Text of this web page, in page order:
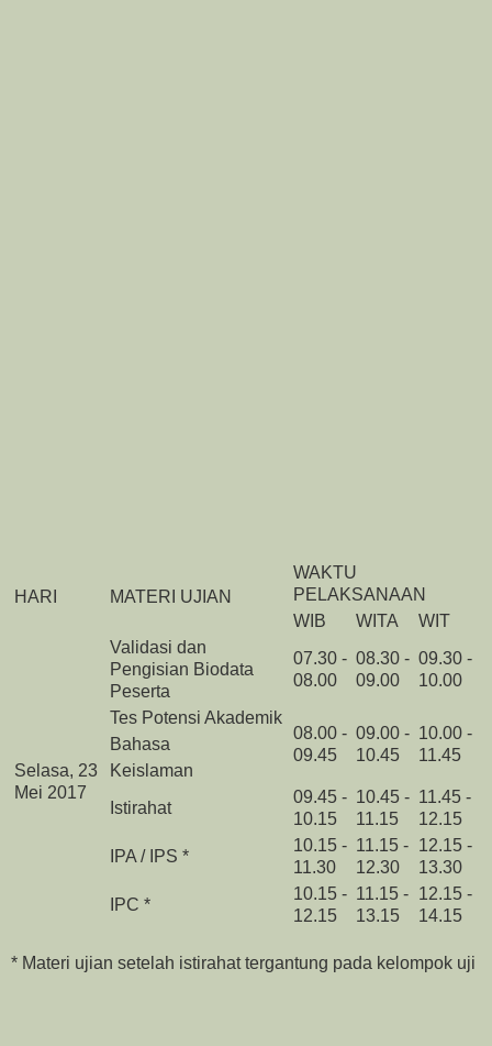
HARI MATERI UJIAN
WAKTU
PELAKSANAAN
WIB
WITA WIT
Selasa, 23
Mei 2017
Validasi dan
Pengisian Biodata
Peserta
07.30 -
08.00
08.30 -
09.00
09.30 -
10.00
Tes Potensi Akademik
08.00 -
09.45
09.00 -
10.45
10.00 -
11.45
Bahasa
Keislaman
Istirahat
09.45 -
10.15
10.45 -
11.15
11.45 -
12.15
IPA / IPS *
10.15 -
11.30
11.15 -
12.30
12.15 -
13.30
IPC *
10.15 -
12.15
11.15 -
13.15
12.15 -
14.15
* Materi ujian setelah istirahat tergantung pada kelompok uji